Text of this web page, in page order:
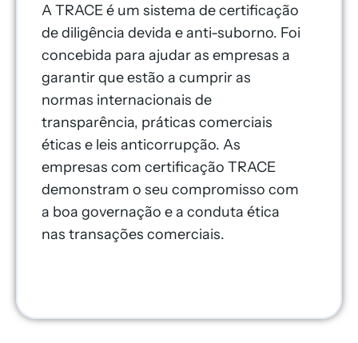
A TRACE é um sistema de certificação
de diligência devida e anti-suborno. Foi
concebida para ajudar as empresas a
garantir que estão a cumprir as
normas internacionais de
transparência, práticas comerciais
éticas e leis anticorrupção. As
empresas com certificação TRACE
demonstram o seu compromisso com
a boa governação e a conduta ética
nas transações comerciais.